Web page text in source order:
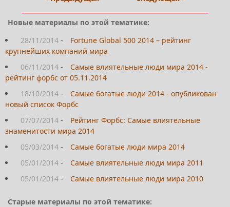
Новые материалы по этой тематике:
28/11/2014 -
Fortune Global 500 2014 – рейтинг
крупнейших компаний мира
06/11/2014 -
Самые влиятельные люди мира 2014 -
рейтинг форбс от 05.11.2014
18/10/2014 -
Самые богатые люди 2014 - опубликован
новый список Форбс
07/07/2014 -
Рейтинг Форбс: Самые влиятельные
знаменитости мира 2014
05/03/2014 -
Самые богатые люди мира 2014
05/01/2014 -
Самые влиятельные люди мира 2011
05/01/2014 - Самые влиятельные люди мира 2010
Старые материалы по этой тематике: